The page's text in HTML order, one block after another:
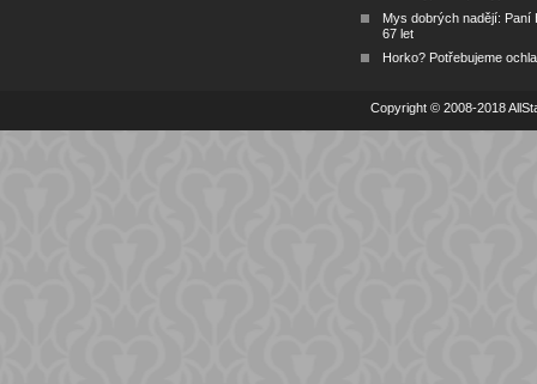
Mys dobrých nadějí: Paní
67 let
Horko? Potřebujeme
Copyright © 2008-2018